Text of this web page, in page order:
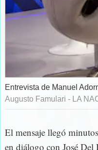
Entrevista de Manuel
Augusto Famulari - LA
El mensaje llegó
en diálogo con José Del